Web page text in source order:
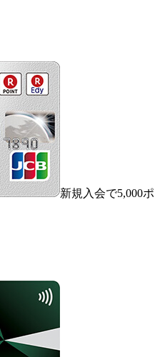
新規入会で5,000ポ